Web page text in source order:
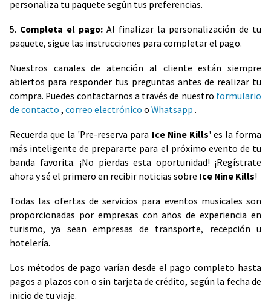
personaliza tu paquete según tus preferencias.
5. Completa el pago: Al finalizar la personalización de tu
paquete, sigue las instrucciones para completar el pago.
Nuestros canales de atención al cliente están siempre
abiertos para responder tus preguntas antes de realizar tu
compra. Puedes contactarnos a través de nuestro formulario
de contacto , correo electrónico o Whatsapp .
Recuerda que la 'Pre-reserva para Ice Nine Kills' es la forma
más inteligente de prepararte para el próximo evento de tu
banda favorita. ¡No pierdas esta oportunidad! ¡Regístrate
ahora y sé el primero en recibir noticias sobre Ice Nine Kills!
Todas las ofertas de servicios para eventos musicales son
proporcionadas por empresas con años de experiencia en
turismo, ya sean empresas de transporte, recepción u
hotelería.
Los métodos de pago varían desde el pago completo hasta
pagos a plazos con o sin tarjeta de crédito, según la fecha de
inicio de tu viaje.